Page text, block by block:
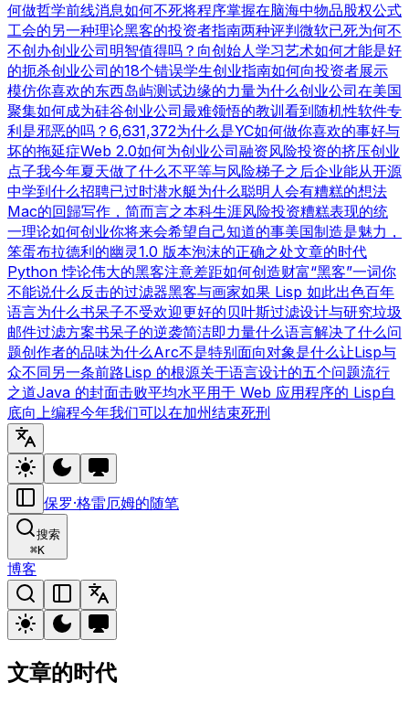
何做哲学前线消息如何不死将程序掌握在脑海中物品股权公式
工会的另一种理论黑客的投资者指南两种评判微软已死为何不
不创办创业公司明智值得吗？ 向创始人学习艺术如何才能是好
的扼杀创业公司的18个错误学生创业指南如何向投资者展示
模仿你喜欢的东西岛屿测试边缘的力量为什么创业公司在美国
聚集如何成为硅谷创业公司最难领悟的教训 看到随机性软件专
利是邪恶的吗？ 6,631,372为什么是YC如何做你喜欢的事好与
坏的拖延症Web 2.0如何为创业公司融资风险投资的挤压创业
点子我今年夏天做了什么不平等与风险梯子之后企业能从开源
中学到什么招聘已过时潜水艇为什么聪明人会有糟糕的想法
Mac的回歸写作，简而言之本科生涯风险投资糟糕表现的统
一理论如何创业你将来会希望自己知道的事美国制造是魅力，
笨蛋布拉德利的幽灵1.0 版本泡沫的正确之处文章的时代
Python 悖论伟大的黑客注意差距如何创造财富“黑客”一词你
不能说什么反击的过滤器黑客与画家如果 Lisp 如此出色百年
语言为什么书呆子不受欢迎更好的贝叶斯过滤设计与研究垃圾
邮件过滤方案书呆子的逆袭简洁即力量什么语言解决了什么问
题创作者的品味为什么Arc不是特别面向对象是什么让Lisp与
众不同另一条前路Lisp 的根源关于语言设计的五个问题流行
之道Java 的封面击败平均水平用于 Web 应用程序的 Lisp自
底向上编程今年我们可以在加州结束死刑
保罗·格雷厄姆的随笔
搜索
⌘K
博客
文章的时代